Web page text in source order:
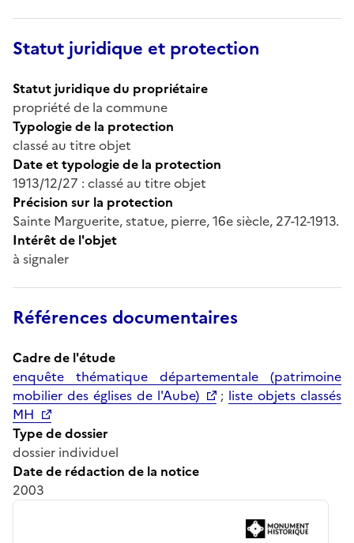
Statut juridique et protection
Statut juridique du propriétaire
propriété de la commune
Typologie de la protection
classé au titre objet
Date et typologie de la protection
1913/12/27 : classé au titre objet
Précision sur la protection
Sainte Marguerite, statue, pierre, 16e siècle, 27-12-1913.
Intérêt de l'objet
à signaler
Références documentaires
Cadre de l'étude
enquête thématique départementale (patrimoine
mobilier des églises de l'Aube)
; liste objets classés
MH
Type de dossier
dossier individuel
Date de rédaction de la notice
2003